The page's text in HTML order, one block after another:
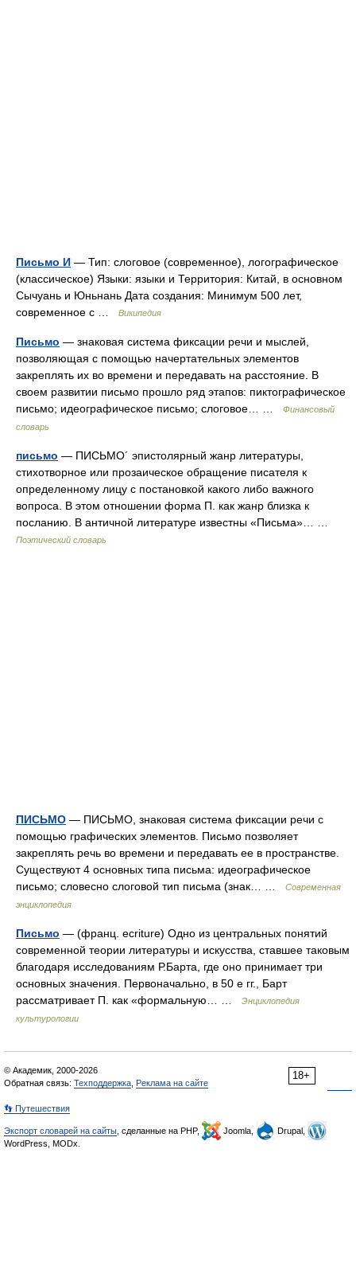
Письмо И — Тип: слоговое (современное), логографическое
(классическое) Языки: языки и Территория: Китай, в основном
Сычуань и Юньнань Дата создания: Минимум 500 лет,
современное с …
Википедия
Письмо — знаковая система фиксации речи и мыслей,
позволяющая с помощью начертательных элементов
закреплять их во времени и передавать на расстояние. В
своем развитии письмо прошло ряд этапов: пиктографическое
письмо; идеографическое письмо; слоговое… …
Финансовый
словарь
письмо — ПИСЬМО´ эпистолярный жанр литературы,
стихотворное или прозаическое обращение писателя к
определенному лицу с постановкой какого либо важного
вопроса. В этом отношении форма П. как жанр близка к
посланию. В античной литературе известны «Письма»… …
Поэтический словарь
ПИСЬМО — ПИСЬМО, знаковая система фиксации речи с
помощью графических элементов. Письмо позволяет
закреплять речь во времени и передавать ее в пространстве.
Существуют 4 основных типа письма: идеографическое
письмо; словесно слоговой тип письма (знак… …
Современная
энциклопедия
Письмо — (франц. ecriture) Одно из центральных понятий
современной теории литературы и искусства, ставшее таковым
благодаря исследованиям Р.Барта, где оно принимает три
основных значения. Первоначально, в 50 е гг., Барт
рассматривает П. как «формальную… …
Энциклопедия
культурологии
18+
© Академик, 2000-2026
Обратная связь: Техподдержка Реклама на сайте
👣 Путешествия
Экспорт словарей на сайты , сделанные на PHP, Joomla,
Drupal,
WordPress, MODx.